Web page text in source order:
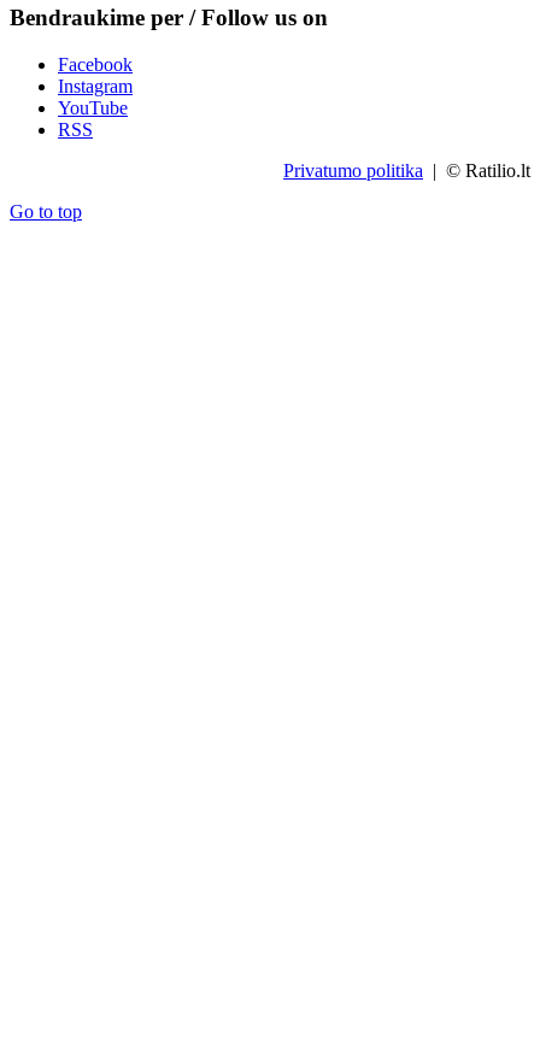
Bendraukime per / Follow us on
Facebook
Instagram
YouTube
RSS
Privatumo politika | © Ratilio.lt
Go to top